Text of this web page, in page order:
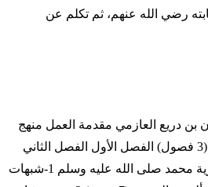
رضي الله عنهم، ثم تكلم عن
بن دريع العازمي مقدمة العمل منهج
الرد على الشبهات المقدمة (3 فصول) الفصل الأول الفصل الثاني
الفصل الثالث: رسول البشرية محمد صلى الله عليه وسلم 1-شبهات